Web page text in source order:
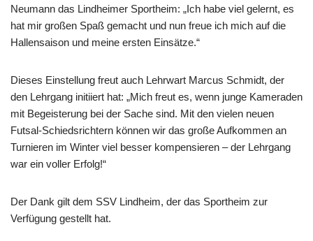
Neumann das Lindheimer Sportheim: „Ich habe viel gelernt, es
hat mir großen Spaß gemacht und nun freue ich mich auf die
Hallensaison und meine ersten Einsätze.“
Dieses Einstellung freut auch Lehrwart Marcus Schmidt, der
den Lehrgang initiiert hat: „Mich freut es, wenn junge Kameraden
mit Begeisterung bei der Sache sind. Mit den vielen neuen
Futsal-Schiedsrichtern können wir das große Aufkommen an
Turnieren im Winter viel besser kompensieren – der Lehrgang
war ein voller Erfolg!“
Der Dank gilt dem SSV Lindheim, der das Sportheim zur
Verfügung gestellt hat.